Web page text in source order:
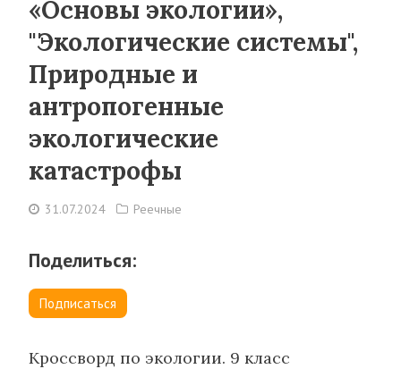
«Основы экологии»,
"Экологические системы",
Природные и
антропогенные
экологические
катастрофы
31.07.2024 Реечные
Поделиться:
Подписаться
Кроссворд по экологии. 9 класс